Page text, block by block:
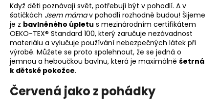
Když děti poznávají svět, potřebují být v pohodlí. A v
šatičkách Jsem mámav pohodlí rozhodně budou! Šijeme
je z bavlněného úpletu s mezinárodním certifikátem
OEKO-TEX® Standard 100, který zaručuje nezávadnost
materiálu a vylučuje používání nebezpečných látek při
výrobě. Můžete se proto spolehnout, že se jedná o
jemnou a heboučkou bavlnu, která je maximálně šetrná
k dětské pokožce.
Červená jako z pohádky